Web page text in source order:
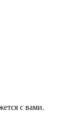
с вами.